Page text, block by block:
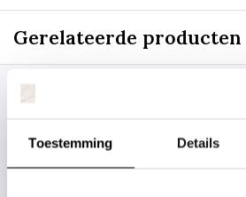
Toestemming Details
Gerelateerde producten
Staat uw plantsoort
tussen? Laat het ons
gaan we voor u kijken.